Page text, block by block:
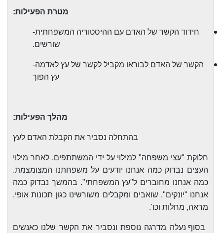
מטרת הפעילות:
חידוד הקשר של האדם עם ההיסטוריה המשפחתית-
שורשים.
הקשר של האדם לבוראו מקביל לקשר של עץ לאדמה-
עץ הפוך
מהלך הפעילות:
בהתחלה נסביר את הקבלת האדם לעץ
חלוקת "עצי משפחה" למילוי על ידי המשתתפים. לאחר מילוי
העצים נבדוק כמה אנחנו יודעים על משפחתנו המצומצמת.
כמה אנחנו מחוברים ל"עץ המשפחתי". בהמשך נבדוק כמה
אנחנו "יונקים", שואבים ומקבלים משורשינו כגון תכונות אופי,
מראה, מחלות וכו'.
בסוף נעלה מדרגה נוספת ונסביר את הקשר שלנו כאנשים